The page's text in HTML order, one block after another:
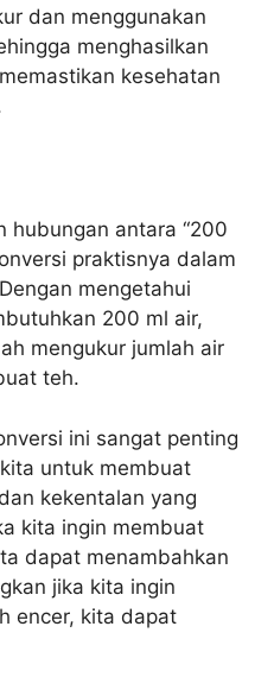
dan menggunakan
menghasilkan
kesehatan
hubungan antara “200
praktisnya dalam
mengetahui
200 ml air,
mengukur jumlah air
teh.
ini sangat penting
untuk membuat
kekentalan yang
kita ingin membuat
dapat menambahkan
jika kita ingin
encer, kita dapat